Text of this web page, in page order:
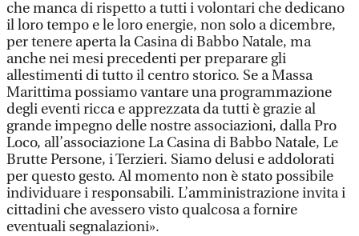
che manca di rispetto a tutti i volontari che dedicano
il loro tempo e le loro energie, non solo a dicembre,
per tenere aperta la Casina di Babbo Natale, ma
anche nei mesi precedenti per preparare gli
allestimenti di tutto il centro storico. Se a Massa
Marittima possiamo vantare una programmazione
degli eventi ricca e apprezzata da tutti è grazie al
grande impegno delle nostre associazioni, dalla Pro
Loco, all’associazione La Casina di Babbo Natale, Le
Brutte Persone, i Terzieri. Siamo delusi e addolorati
per questo gesto. Al momento non è stato possibile
individuare i responsabili. L’amministrazione invita i
cittadini che avessero visto qualcosa a fornire
eventuali segnalazioni».